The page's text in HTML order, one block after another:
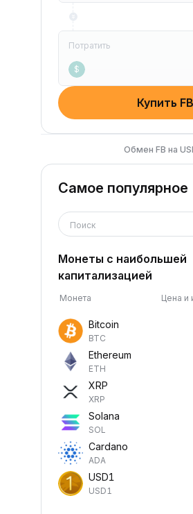
Потратить
$
Купить FB
Обмен FB на
Самое популярное
Поиск
Монеты с наибольшей
капитализацией
Монета Цена и
Bitcoin
BTC
Ethereum
ETH
XRP
XRP
Solana
SOL
Cardano
ADA
USD1
USD1